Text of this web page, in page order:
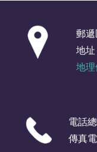
郵
地址
地理
電話
傳真